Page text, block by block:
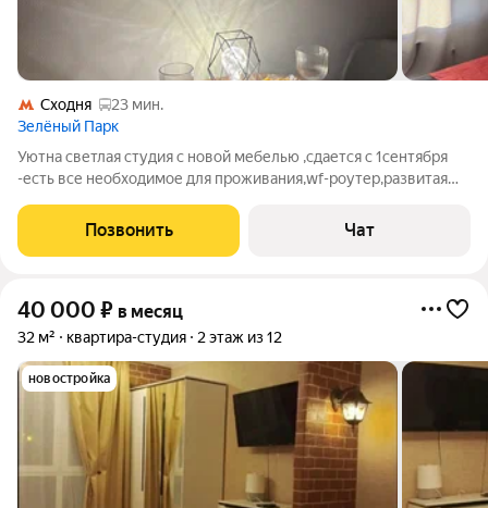
Сходня
23 мин.
Зелёный Парк
Уютна светлая студия с новой мебелью ,сдается с 1сентября
-есть все необходимое для проживания,wf-роутер,развитая
транспортная доступность 5мин до мцд ,рядом выезд на
Пятницкое шоссе.Собственник,без
Позвонить Чат
40 000 ₽ в месяц
32 м² квартира-студия 2 этаж из 12
новостройка